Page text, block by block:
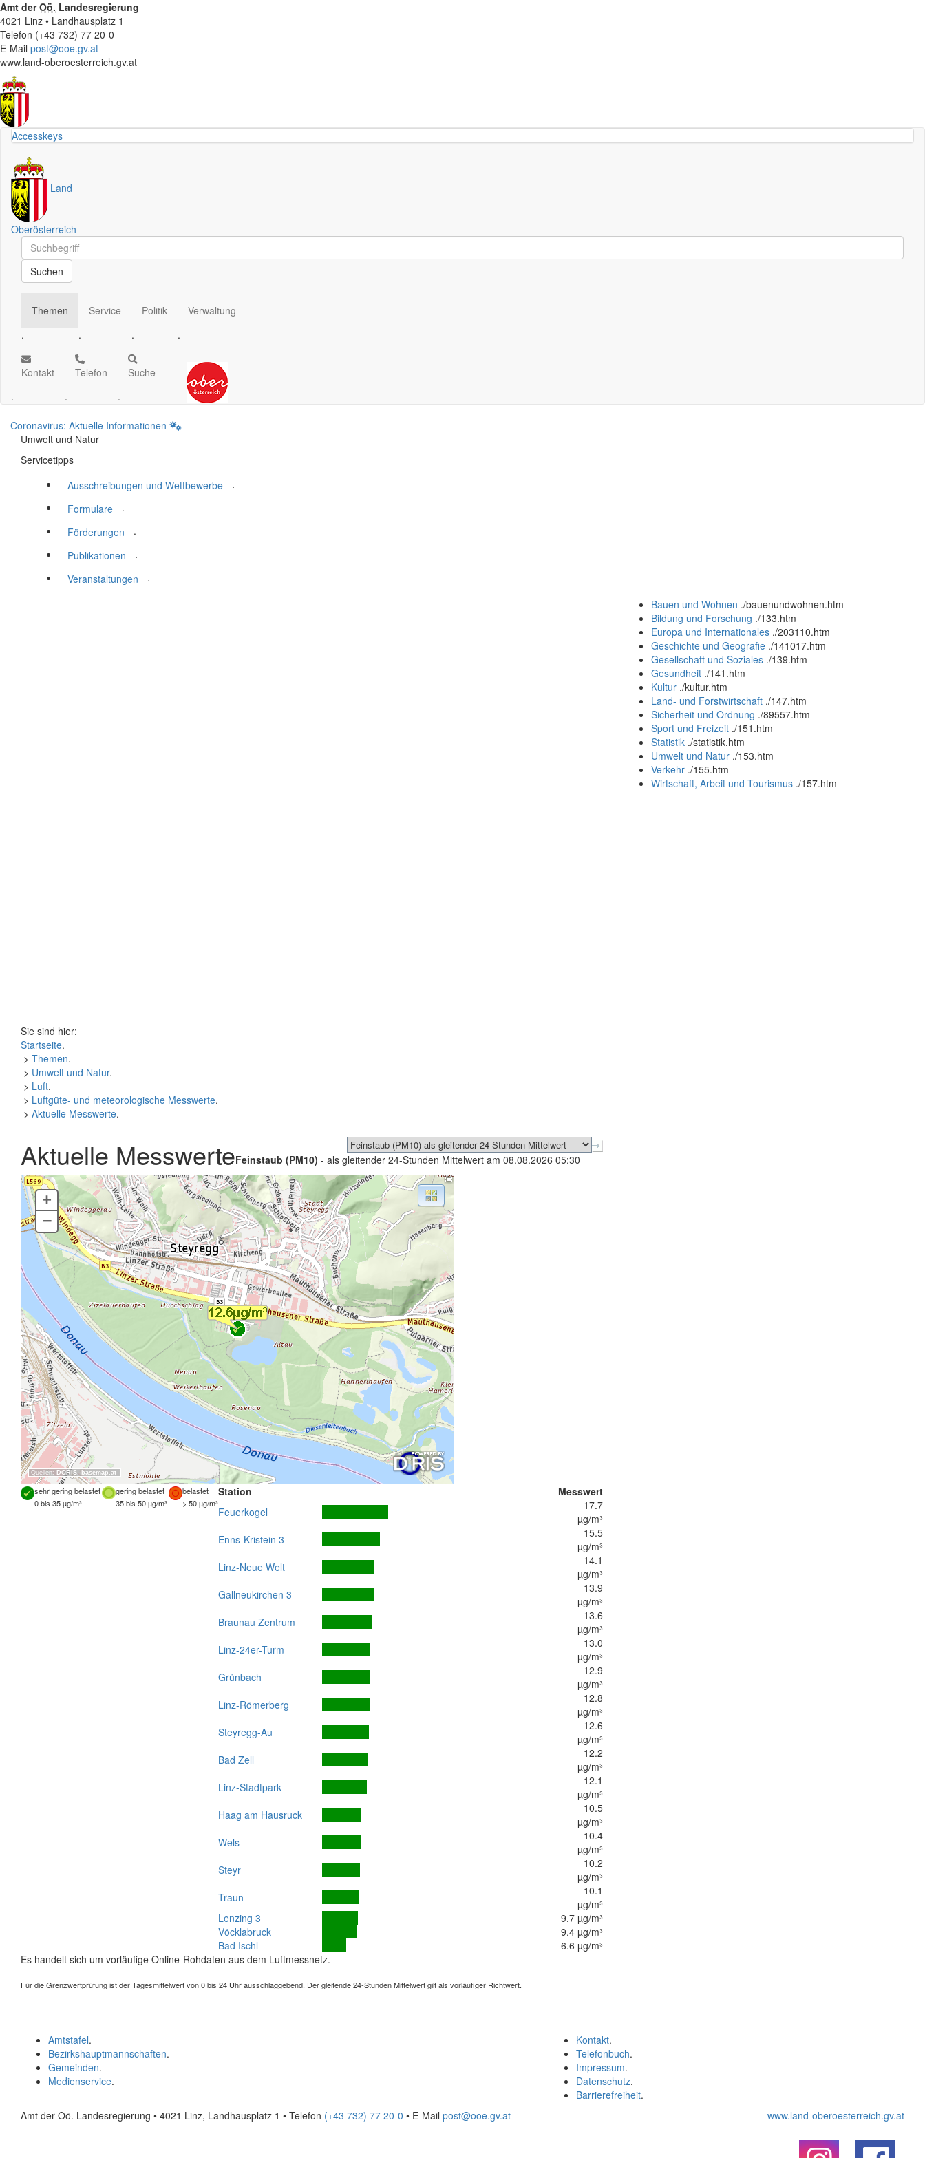
Amt derOö. Landesregierung
4021 Linz • Landhausplatz 1
Telefon (+43 732) 77 20-0
E-Mail post@ooe.gv.at
www.land-oberoesterreich.gv.at
Accesskeys
Land
Oberösterreich
Schnellsuche
Schnellsuche
Suchen
Themen
.
Service
.
Politik
.
Verwaltung
.
Kontakt
.
Telefon
.
Suche
.
Coronavirus: Aktuelle Informationen
Umwelt und Natur
Servicetipps
Ausschreibungen und Wettbewerbe
.
Formulare
.
Förderungen
.
Publikationen
.
Veranstaltungen
.
Bauen und Wohnen ./bauenundwohnen.htm
Bildung und Forschung ./133.htm
Europa und Internationales ./203110.htm
Geschichte und Geografie ./141017.htm
Gesellschaft und Soziales ./139.htm
Gesundheit ./141.htm
Kultur ./kultur.htm
Land- und Forstwirtschaft ./147.htm
Sicherheit und Ordnung ./89557.htm
Sport und Freizeit ./151.htm
Statistik ./statistik.htm
Umwelt und Natur ./153.htm
Verkehr ./155.htm
Wirtschaft, Arbeit und Tourismus ./157.htm
Sie sind hier:
Startseite.
> Themen.
> Umwelt und Natur.
> Luft.
> Luftgüte- und meteorologische Messwerte.
> Aktuelle Messwerte.
Aktuelle MesswerteFeinstaub (PM10) - als gleitender 24-Stunden Mittelwert am 08.08.2026 05:30
Quellen: DORIS, basemap.at
+
–
sehr gering belastet gering belastet
belastet
0 bis 35 µg/m³
35 bis 50 µg/m³ > 50 µg/m³
Station
Messwert
Feuerkogel
17.7
µg/m³
Enns-Kristein 3
15.5
µg/m³
Linz-Neue Welt
14.1
µg/m³
Gallneukirchen 3
13.9
µg/m³
Braunau Zentrum
13.6
µg/m³
Linz-24er-Turm
13.0
µg/m³
Grünbach
12.9
µg/m³
Linz-Römerberg
12.8
µg/m³
Steyregg-Au
12.6
µg/m³
Bad Zell
12.2
µg/m³
Linz-Stadtpark
12.1
µg/m³
Haag am Hausruck
10.5
µg/m³
Wels
10.4
µg/m³
Steyr
10.2
µg/m³
Traun
10.1
µg/m³
Lenzing 3
9.7 µg/m³
Vöcklabruck
9.4 µg/m³
Bad Ischl
6.6 µg/m³
Es handelt sich um vorläufige Online-Rohdaten aus dem Luftmessnetz.
Für die Grenzwertprüfung ist der Tagesmittelwert von 0 bis 24 Uhr ausschlaggebend. Der gleitende 24-Stunden Mittelwert gilt als vorläufiger Richtwert.
Kontakt.
Telefonbuch.
Impressum.
Datenschutz.
Barrierefreiheit.
Amtstafel.
Bezirkshauptmannschaften.
Gemeinden.
Medienservice.
Amt der Oö. Landesregierung • 4021 Linz, Landhausplatz 1 • Telefon (+43 732) 77 20-0 • E-Mail post@ooe.gv.at www.land-oberoesterreich.gv.at